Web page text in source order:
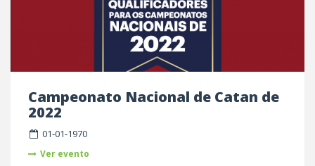
Campeonato Nacional de Catan de
2022
01-01-1970
Ver evento